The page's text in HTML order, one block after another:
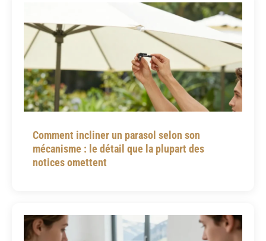
Comment incliner un parasol selon son
mécanisme : le détail que la plupart des
notices omettent